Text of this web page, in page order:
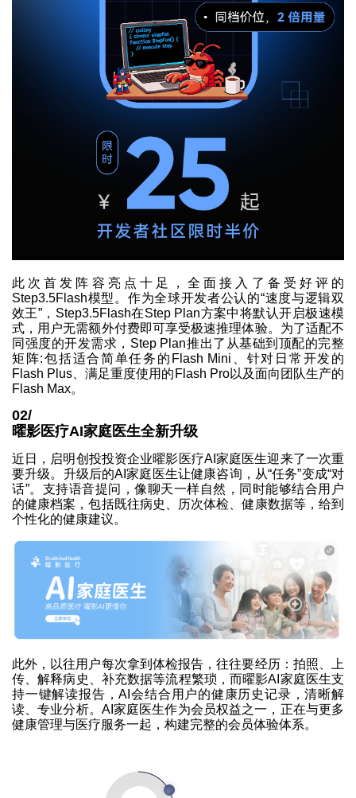
此次首发阵容亮点十足，全面接入了备受好评的
Step3.5Flash模型。作为全球开发者公认的“速度与逻辑双
效王”，Step3.5Flash在Step Plan方案中将默认开启极速模
式，用户无需额外付费即可享受极速推理体验。为了适配不
同强度的开发需求，Step Plan推出了从基础到顶配的完整
矩阵:包括适合简单任务的Flash Mini、针对日常开发的
Flash Plus、满足重度使用的Flash Pro以及面向团队生产的
Flash Max。
02/
曜影医疗AI家庭医生全新升级
近日，启明创投投资企业曜影医疗AI家庭医生迎来了一次重
要升级。升级后的AI家庭医生让健康咨询，从“任务”变成“对
话”。支持语音提问，像聊天一样自然，同时能够结合用户
的健康档案，包括既往病史、历次体检、健康数据等，给到
个性化的健康建议。
此外，以往用户每次拿到体检报告，往往要经历：拍照、上
传、解释病史、补充数据等流程繁琐，而曜影AI家庭医生支
持一键解读报告，AI会结合用户的健康历史记录，清晰解
读、专业分析。AI家庭医生作为会员权益之一，正在与更多
健康管理与医疗服务一起，构建完整的会员体验体系。